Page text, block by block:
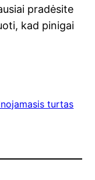
pradėsite
kad pinigai
turtas